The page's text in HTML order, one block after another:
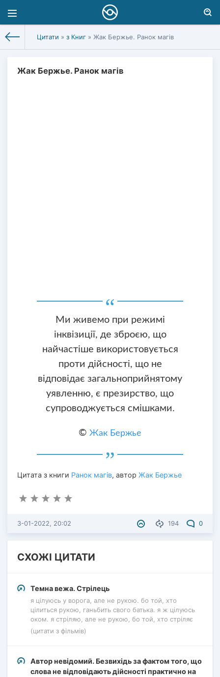
Цитати » з Книг » Жак Бержье. Ранок магів
Жак Бержье. Ранок магів
Ми живемо при режимі
інквізиції, де зброєю, що
найчастіше використовується
проти дійсності, що не
відповідає загальноприйнятому
уявленню, є презирство, що
супроводжується смішками.
© Жак Бержье
Цитата з книги Ранок магів, автор Жак Бержье
194 0
3-01-2022, 20:02
СХОЖІ ЦИТАТИ
Темна вежа. Стрілець
я цілуюсь у ворога, але не рукою. бо той, хто
цілиться рукою, ганьбить свого батька. я ж цілуюсь
оком. я стріляю, але не рукою, бо той, хто стріляє
(цитати з фільмів)
Автор невідомий. Безвихідь за фактом того, що
слова не відповідають дійсності практично на